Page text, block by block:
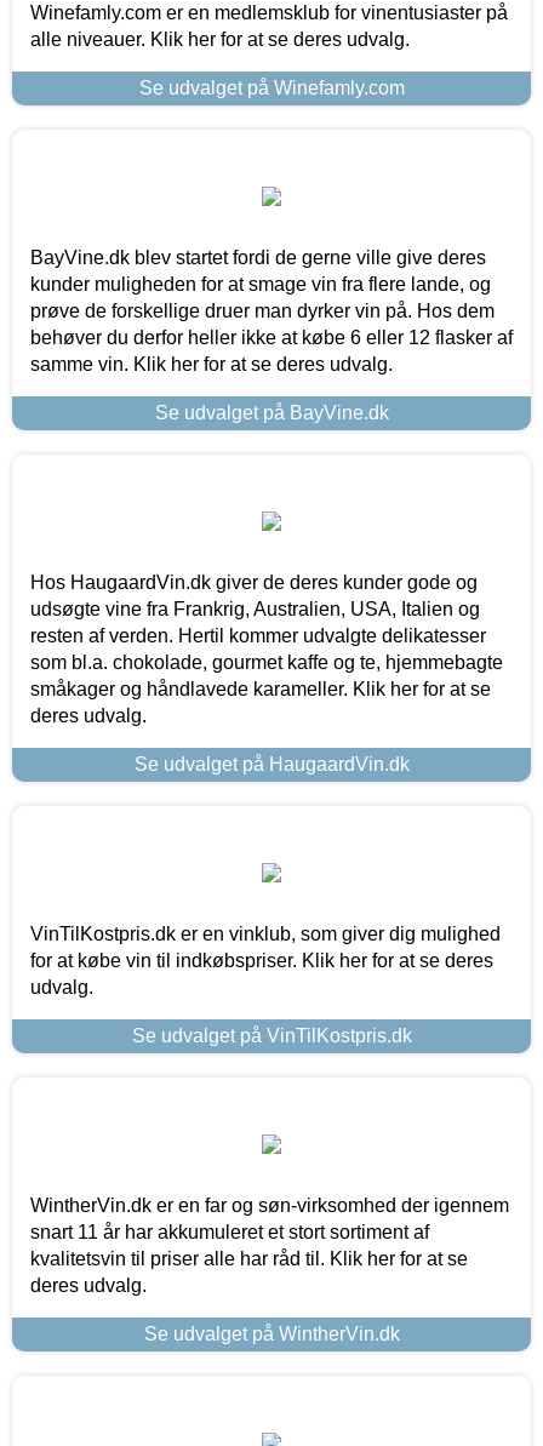
Winefamly.com er en medlemsklub for vinentusiaster på
alle niveauer. Klik her for at se deres udvalg.
Se udvalget på Winefamly.com
BayVine.dk blev startet fordi de gerne ville give deres
kunder muligheden for at smage vin fra flere lande, og
prøve de forskellige druer man dyrker vin på. Hos dem
behøver du derfor heller ikke at købe 6 eller 12 flasker af
samme vin. Klik her for at se deres udvalg.
Se udvalget på BayVine.dk
Hos HaugaardVin.dk giver de deres kunder gode og
udsøgte vine fra Frankrig, Australien, USA, Italien og
resten af verden. Hertil kommer udvalgte delikatesser
som bl.a. chokolade, gourmet kaffe og te, hjemmebagte
småkager og håndlavede karameller. Klik her for at se
deres udvalg.
Se udvalget på HaugaardVin.dk
VinTilKostpris.dk er en vinklub, som giver dig mulighed
for at købe vin til indkøbspriser. Klik her for at se deres
udvalg.
Se udvalget på VinTilKostpris.dk
WintherVin.dk er en far og søn-virksomhed der igennem
snart 11 år har akkumuleret et stort sortiment af
kvalitetsvin til priser alle har råd til. Klik her for at se
deres udvalg.
Se udvalget på WintherVin.dk